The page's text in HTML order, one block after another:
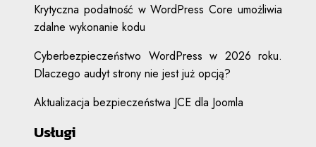
Krytyczna podatność w WordPress Core umożliwia
zdalne wykonanie kodu
Cyberbezpieczeństwo WordPress w 2026 roku.
Dlaczego audyt strony nie jest już opcją?
Aktualizacja bezpieczeństwa JCE dla Joomla
Usługi